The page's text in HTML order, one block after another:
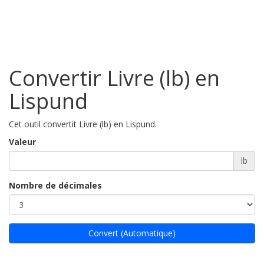
Convertir Livre (lb) en
Lispund
Cet outil convertit Livre (lb) en Lispund.
Valeur
lb
Nombre de décimales
Convert (Automatique)